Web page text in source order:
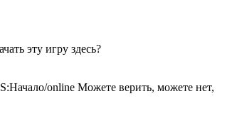
эту игру здесь?
online Можете верить, можете нет,